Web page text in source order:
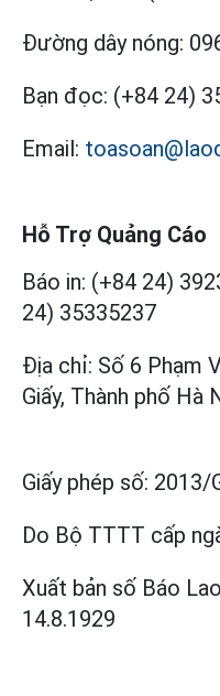
Đường dây nóng:
Bạn đọc: (+84 24)
Email:
Hỗ Trợ Quảng Cáo
Báo in: (+84 24)
24) 35335237
Địa chỉ: Số 6 Phạm
Giấy, Thành phố Hà
Giấy phép số: 2013/
Do Bộ TTTT cấp
Xuất bản số Báo
14.8.1929